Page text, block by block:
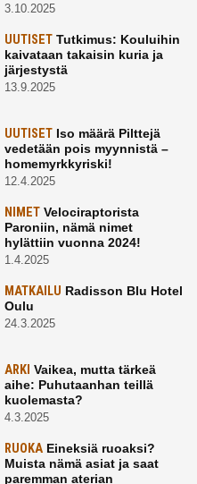
3.10.2025
UUTISETTutkimus: Kouluihin
kaivataan takaisin kuria ja
järjestystä
13.9.2025
UUTISETIso määrä Pilttejä
vedetään pois myynnistä –
homemyrkkyriski!
12.4.2025
NIMETVelociraptorista
Paroniin, nämä nimet
hylättiin vuonna 2024!
1.4.2025
MATKAILU Radisson Blu Hotel
Oulu
24.3.2025
ARKI Vaikea, mutta tärkeä
aihe: Puhutaanhan teillä
kuolemasta?
4.3.2025
RUOKAEineksiä ruoaksi?
Muista nämä asiat ja saat
paremman aterian